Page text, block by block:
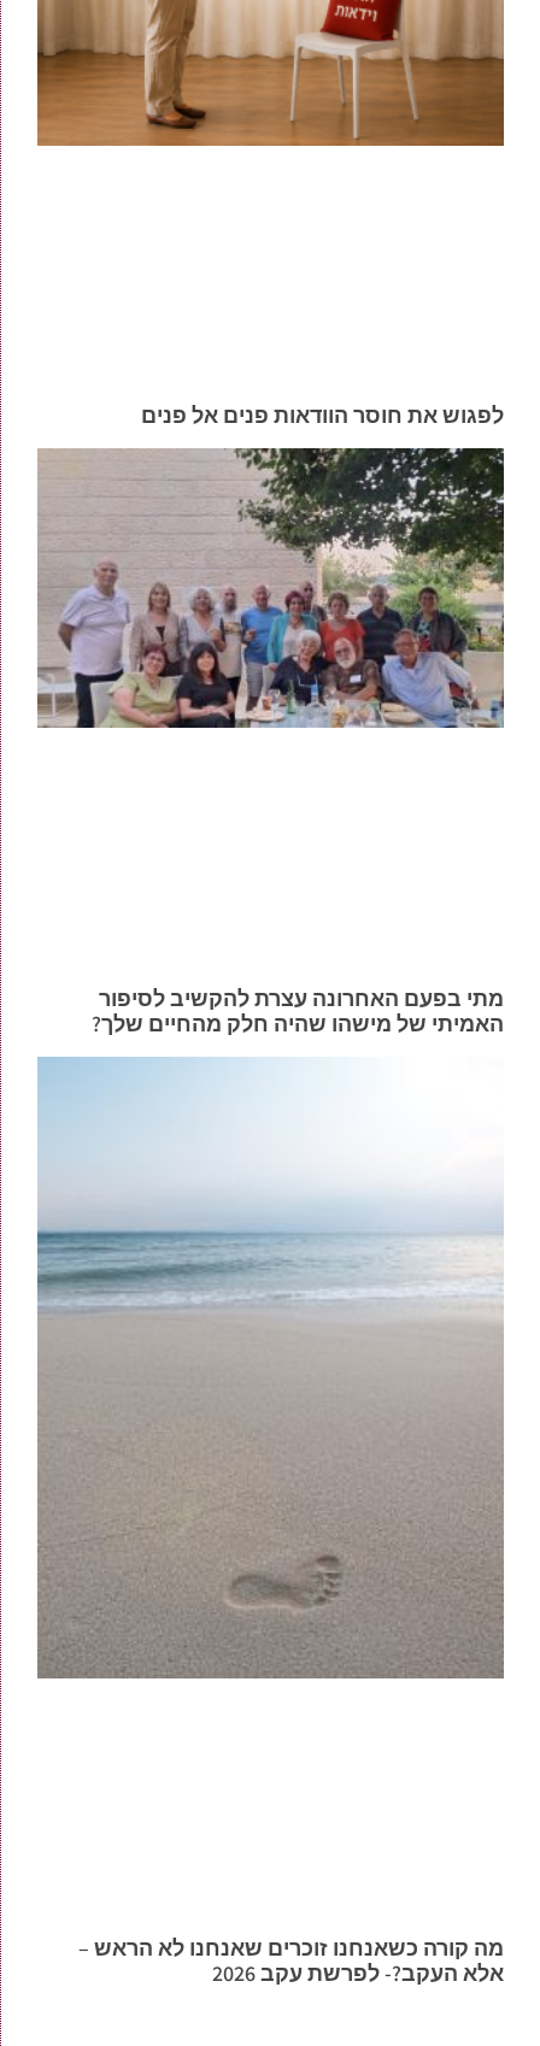
לפגוש את חוסר הוודאות פנים אל פנים
מתי בפעם האחרונה עצרת להקשיב לסיפור
האמיתי של מישהו שהיה חלק מהחיים שלך?
מה קורה כשאנחנו זוכרים שאנחנו לא הראש –
אלא העקב?- לפרשת עקב 2026